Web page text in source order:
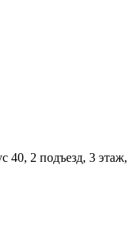
40, 2 подъезд, 3 этаж,